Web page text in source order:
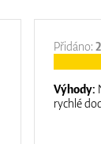
Přidáno:
Výhody:
rychlé